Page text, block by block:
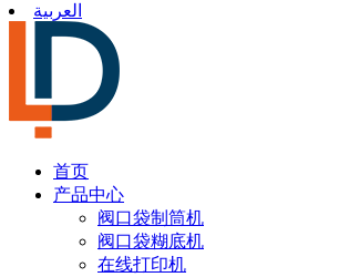
العربية
首页
产品中心
阀口袋制筒机
阀口袋糊底机
在线打印机